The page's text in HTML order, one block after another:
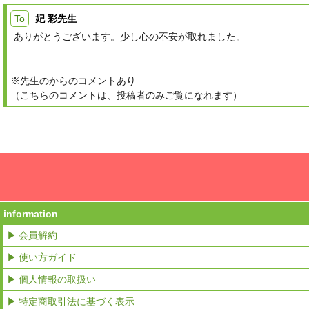
To
妃 彩先生
ありがとうございます。少し心の不安が取れました。
※先生のからのコメントあり
（こちらのコメントは、投稿者のみご覧になれます）
information
▶ 会員解約
▶ 使い方ガイド
▶ 個人情報の取扱い
▶ 特定商取引法に基づく表示